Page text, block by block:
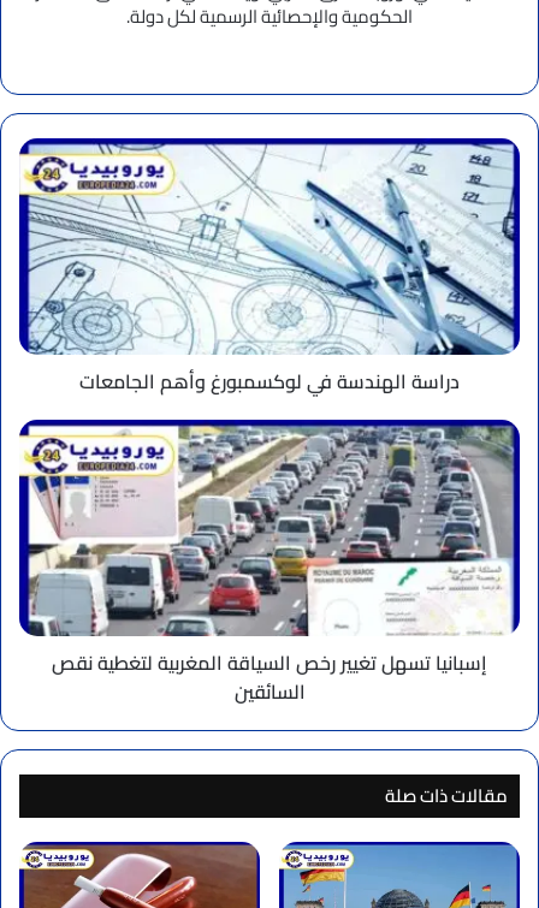
الحكومية والإحصائية الرسمية لكل دولة.
دراسة
الهندسة
في
لوكسمبورغ
وأهم
الجامعات
دراسة الهندسة في لوكسمبورغ وأهم الجامعات
إسبانيا
تسهل
تغيير
رخص
السياقة
المغربية
لتغطية
نقص
السائقين
إسبانيا تسهل تغيير رخص السياقة المغربية لتغطية نقص
السائقين
مقالات ذات صلة